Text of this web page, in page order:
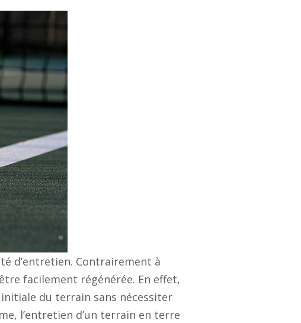
d’entretien. Contrairement à
facilement régénérée. En effet,
du terrain sans nécessiter
l’entretien d’un terrain en terre